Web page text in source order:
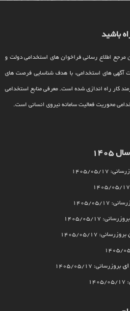
باشید
مرجع اطلاع رسانی فراخوان های استخدامی دولت و
آگهی های استخدامی، با هدف شناسایی فرصت های
کار راه اندازی شده است. معرفی منابع استخدامی
محوریت فعالیت سامانه نیروی انسانی است.
1405/05/17
1405/05/17
بروزرسانی: 1405/05/17
بروزرسانی: 1405/05/17
ای بروزرسانی: 1405/05/17